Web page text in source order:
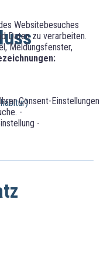
Websitebesuches
Daten zu verarbeiten.
Meldungsfenster,
Consent-Einstellungen
-
-